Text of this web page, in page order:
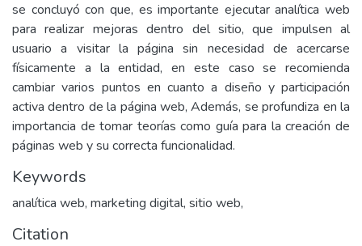
se concluyó con que, es importante ejecutar analítica web
para realizar mejoras dentro del sitio, que impulsen al
usuario a visitar la página sin necesidad de acercarse
físicamente a la entidad, en este caso se recomienda
cambiar varios puntos en cuanto a diseño y participación
activa dentro de la página web, Además, se profundiza en la
importancia de tomar teorías como guía para la creación de
páginas web y su correcta funcionalidad.
Keywords
analítica web, marketing digital, sitio web,
Citation